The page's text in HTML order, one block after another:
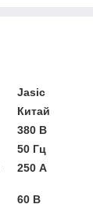
Jasic
Китай
380 В
50 Гц
250 А
60 В